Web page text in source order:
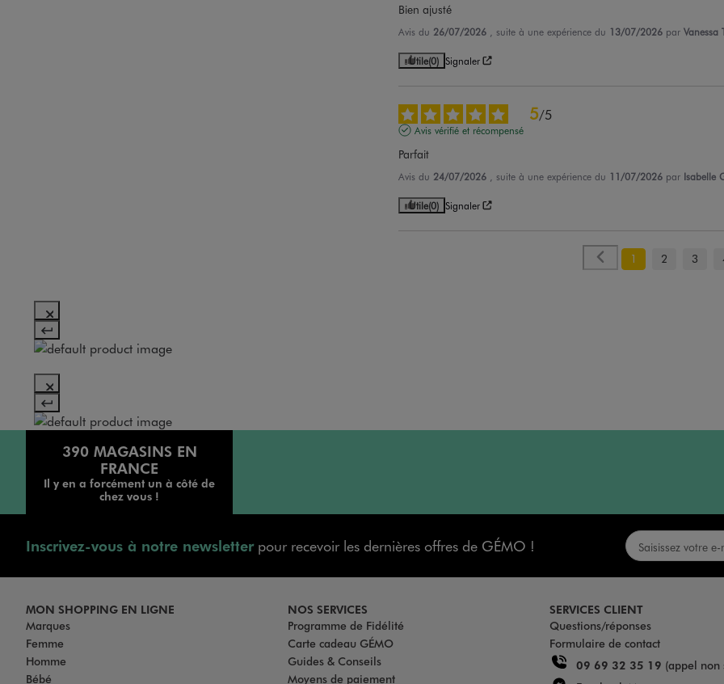
Bien ajusté
Avis du 26/07/2026 , suite à une expérience du 13/07/2026 par Vanessa
Utile(0) Signaler
5/5
Avis vérifié et récompensé
Parfait
Avis du 24/07/2026 , suite à une expérience du 11/07/2026 par Isabelle
Utile(0) Signaler
1 2 3
390 MAGASINS EN
FRANCE
Il y en a forcément un à côté de
chez vous !
Inscrivez-vous à notre newsletterpour recevoir les dernières offres de GÉMO !
MON SHOPPING EN LIGNE
Marques
Femme
Homme
Bébé
NOS SERVICES
Programme de Fidélité
Carte cadeau GÉMO
Guides & Conseils
Moyens de paiement
SERVICES CLIENT
Questions/réponses
Formulaire de contact
09 69 32 35 19 (appel non